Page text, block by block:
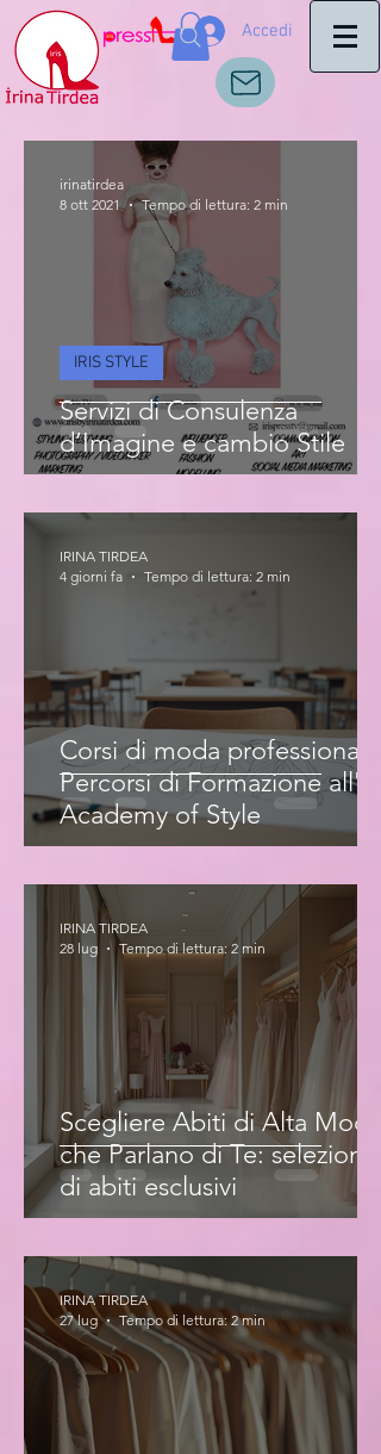
Accedi
Servizi di Consulenza
d’Imagine e cambio Stile
IRIS STYLE
irinatirdea
8 ott 2021
Tempo di lettura: 2 min
Corsi di moda professionale:
Percorsi di Formazione all'Iris
Academy of Style
IRINA TIRDEA
4 giorni fa
Tempo di lettura: 2 min
Scegliere Abiti di Alta Moda
che Parlano di Te: selezione
di abiti esclusivi
IRINA TIRDEA
28 lug
Tempo di lettura: 2 min
IRINA TIRDEA
27 lug
Tempo di lettura: 2 min